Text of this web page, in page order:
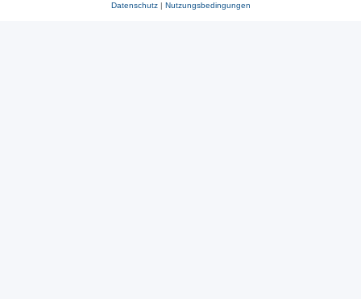
Datenschutz| Nutzungsbedingungen